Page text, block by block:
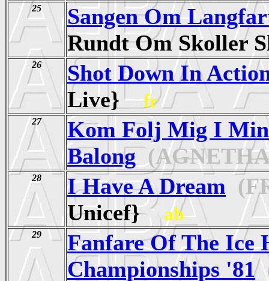
25
Sangen Om
Rundt Om
26
Shot Down In
Live}fr
27
Kom Folj Mig I Min
Balong
28 I Have A Dream
Unicef}ab
29
Fanfare Of The Ice
Championships '81